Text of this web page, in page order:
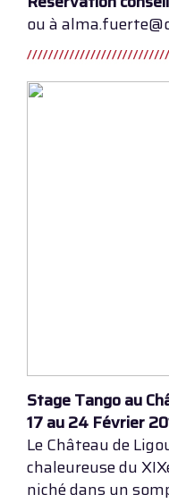
ou à
Stage Tango au
17 au 24 Février
Le Château de
chaleureuse du
niché dans un